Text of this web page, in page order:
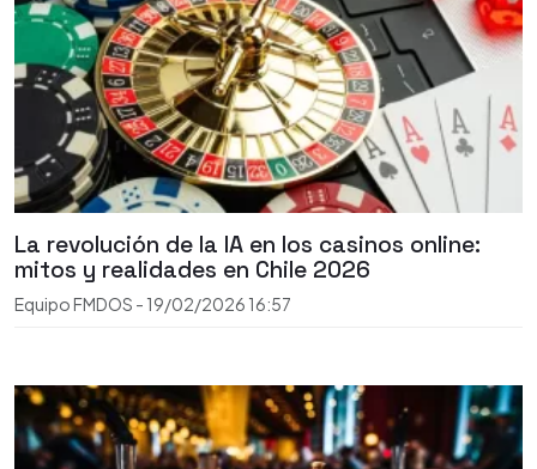
La revolución de la IA en los casinos online:
mitos y realidades en Chile 2026
Equipo FMDOS - 19/02/2026 16:57